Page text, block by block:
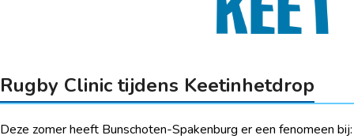
Rugby Clinic tijdens Keetinhetdrop
Deze zomer heeft Bunschoten-Spakenburg er een fenomeen bij: